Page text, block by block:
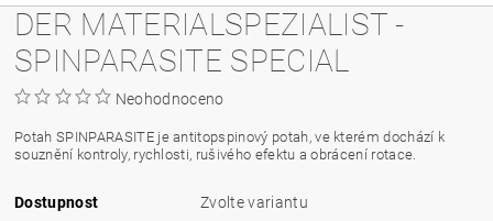
DER MATERIALSPEZIALIST -
SPINPARASITE SPECIAL
Neohodnoceno
Potah SPINPARASITE je antitopspinový potah, ve kterém dochází k
souznění kontroly, rychlosti, rušivého efektu a obrácení rotace.
Dostupnost
Zvolte variantu